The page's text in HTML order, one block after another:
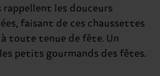
rappellent les douceurs
faisant de ces chaussettes
toute tenue de fête. Un
petits gourmands des fêtes.